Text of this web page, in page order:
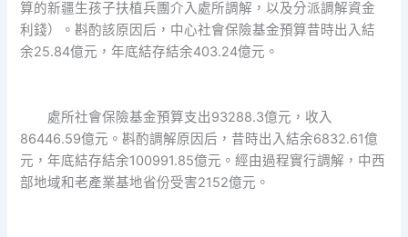
算的新疆生孩子扶植兵團介入處所調解，以及分派調解資金
利錢）。斟酌該原因后，中心社會保險基金預算昔時出入結
余25.84億元，年底結存結余403.24億元。
處所社會保險基金預算支出93288.3億元，收入
86446.59億元。斟酌調解原因后，昔時出入結余6832.61億
元，年底結存結余100991.85億元。經由過程實行調解，中西
部地域和老產業基地省份受害2152億元。